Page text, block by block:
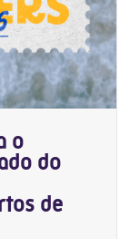
o
do
de